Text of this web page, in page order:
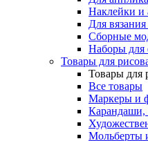
Наклейки и
Для
Сборные
Наборы для
Товары для
Товары для
Все товары
Маркеры и
Карандаши,
Мольберты